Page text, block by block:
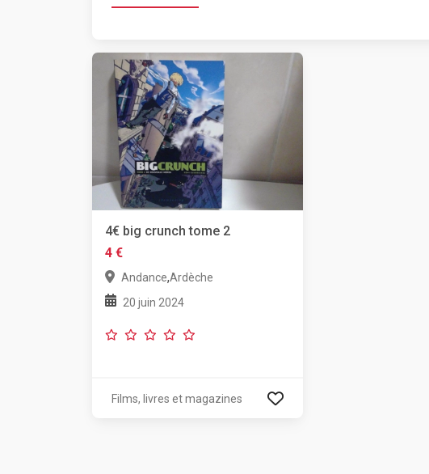
4€ big crunch tome 2
4 €
Andance,Ardèche
20 juin 2024
Films, livres et magazines